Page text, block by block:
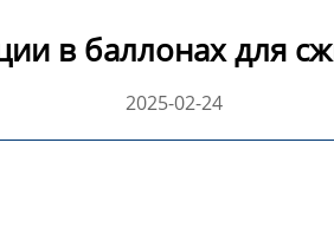
в баллонах для
2025-02-24